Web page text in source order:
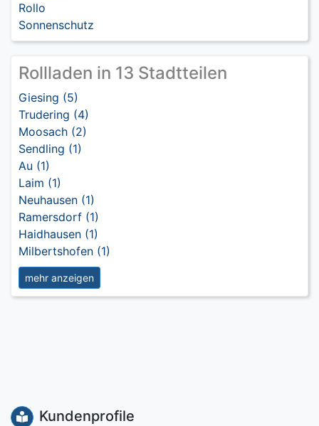
Rollo
Sonnenschutz
Rollladen in 13 Stadtteilen
Giesing (5)
Trudering (4)
Moosach (2)
Sendling (1)
Au (1)
Laim (1)
Neuhausen (1)
Ramersdorf (1)
Haidhausen (1)
Milbertshofen (1)
mehr anzeigen
Kundenprofile